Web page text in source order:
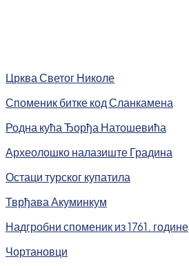
Црква Светог Николе
Споменик битке код Сланкамена
Родна кућа Ђорђа Натошевића
Археолошко налазиште Градина
Остаци турског купатила
Тврђава Акуминкум
Надгробни споменик из 1761. године
Чортановци